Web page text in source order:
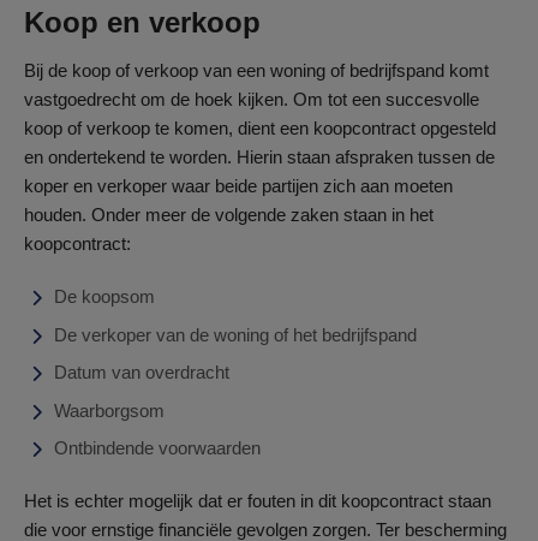
Koop en verkoop
Bij de koop of verkoop van een woning of bedrijfspand komt
vastgoedrecht om de hoek kijken. Om tot een succesvolle
koop of verkoop te komen, dient een koopcontract opgesteld
en ondertekend te worden. Hierin staan afspraken tussen de
koper en verkoper waar beide partijen zich aan moeten
houden. Onder meer de volgende zaken staan in het
koopcontract:
De koopsom
De verkoper van de woning of het bedrijfspand
Datum van overdracht
Waarborgsom
Ontbindende voorwaarden
Het is echter mogelijk dat er fouten in dit koopcontract staan
die voor ernstige financiële gevolgen zorgen. Ter bescherming